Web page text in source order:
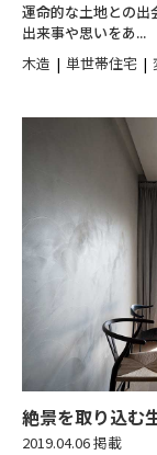
運命的な土地との出
出来事や思いをあ...
木造
単世帯住宅
絶景を取り込む
2019.04.06 掲載